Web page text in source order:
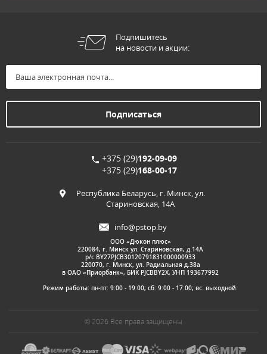
Подпишитесь
на новости и акции:
+375 (29)192-09-09
+375 (29)168-00-17
Республика Беларусь, г. Минск, ул.
Стариновская, 14А
info@pstop.by
ООО «Дюкон плюс»
220084, г. Минск ул. Стариновская, д.14А
р/с BY27PJCB30120791831000000933
220070, г. Минск, ул. Радиальная д.38а
в ОАО «Приорбанк», БИК PJCBBY2X, УНП 193677992
Режим работы: пн-пт: 9:00 - 19:00; сб: 9:00 - 17:00; вс: выходной.
© 2026 Все права защищены